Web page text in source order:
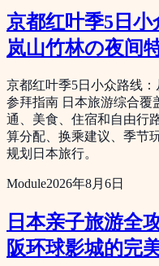
京都红叶季5日小
岚山竹林の夜间
京都红叶季5日小众路线
参拜指南 日本旅游综合覆
通、美食、住宿和自由行
算分配、换乘建议、季节
规划日本旅行。
Module2026年8月6日
日本亲子旅游全
阪环球影城的完